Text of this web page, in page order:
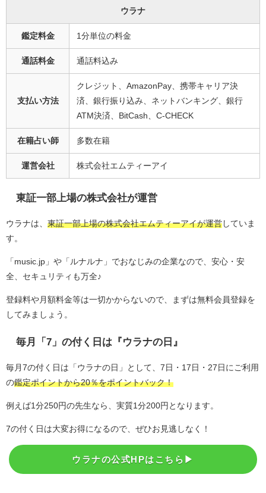
ウラナ
鑑定料金 1分単位の料金
通話料金 通話料込み
支払い方法
クレジット、AmazonPay、携帯キャリア決
済、銀行振り込み、ネットバンキング、銀行
ATM決済、BitCash、C-CHECK
在籍占い師 多数在籍
運営会社 株式会社エムティーアイ
東証一部上場の株式会社が運営
ウラナは、 東証一部上場の株式会社エムティーアイが運営していま
す。
「music.jp」や「ルナルナ」でおなじみの企業なので、安心・安
全、セキュリティも万全♪
登録料や月額料金等は一切かからないので、まずは無料会員登録を
してみましょう。
毎月「7」の付く日は『ウラナの日』
毎月7の付く日は「ウラナの日」として、7日・17日・27日にご利用
の鑑定ポイントから20％をポイントバック！
例えば1分250円の先生なら、実質1分200円となります。
7の付く日は大変お得になるので、ぜひお見逃しなく！
ウラナの公式HPはこちら▶︎